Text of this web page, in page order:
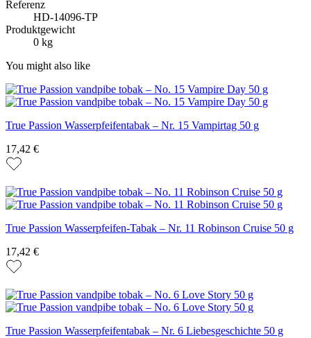
Referenz
HD-14096-TP
Produktgewicht
0 kg
You might also like
True Passion Wasserpfeifentabak – Nr. 15 Vampirtag 50 g
17,42 €
True Passion Wasserpfeifen-Tabak – Nr. 11 Robinson Cruise 50 g
17,42 €
True Passion Wasserpfeifentabak – Nr. 6 Liebesgeschichte 50 g